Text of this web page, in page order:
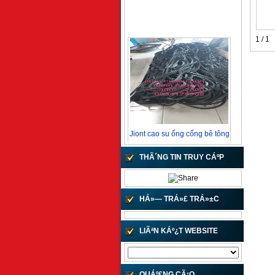
Jiont cao su ống cống bê tông
Call !
Jiont cao su ống bê tông
10 VND
THÃ´NG TIN TRUY CÁº­P
HÁ»— TRÁ»£ TRÁ»±C
TUYÁº¿N
LIÃªN KÁº¿T WEBSITE
1 / 1